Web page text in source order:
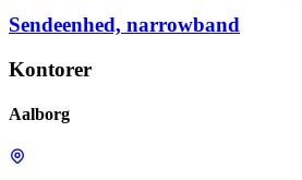
Sendeenhed, narrowband
Kontorer
Aalborg